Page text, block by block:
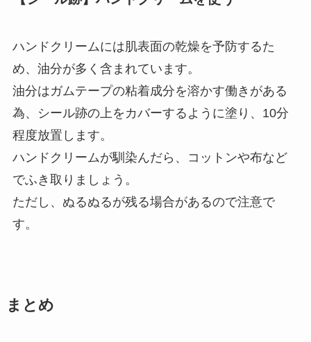
ハンドクリームには肌表面の乾燥を予防するた
め、油分が多く含まれています。
油分はガムテープの粘着成分を溶かす働きがある
為、シール跡の上をカバーするように塗り、10分
程度放置します。
ハンドクリームが馴染んだら、コットンや布など
でふき取りましょう。
ただし、ぬるぬるが残る場合があるので注意で
す。
まとめ